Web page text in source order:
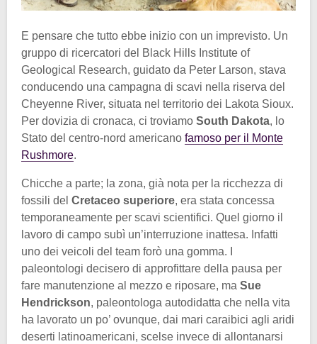
E pensare che tutto ebbe inizio con un imprevisto. Un
gruppo di ricercatori del Black Hills Institute of
Geological Research, guidato da Peter Larson, stava
conducendo una campagna di scavi nella riserva del
Cheyenne River, situata nel territorio dei Lakota Sioux.
Per dovizia di cronaca, ci troviamo South Dakota, lo
Stato del centro-nord americano famoso per il Monte
Rushmore.
Chicche a parte; la zona, già nota per la ricchezza di
fossili del Cretaceo superiore, era stata concessa
temporaneamente per scavi scientifici. Quel giorno il
lavoro di campo subì un’interruzione inattesa. Infatti
uno dei veicoli del team forò una gomma. I
paleontologi decisero di approfittare della pausa per
fare manutenzione al mezzo e riposare, ma Sue
Hendrickson, paleontologa autodidatta che nella vita
ha lavorato un po’ ovunque, dai mari caraibici agli aridi
deserti latinoamericani, scelse invece di allontanarsi